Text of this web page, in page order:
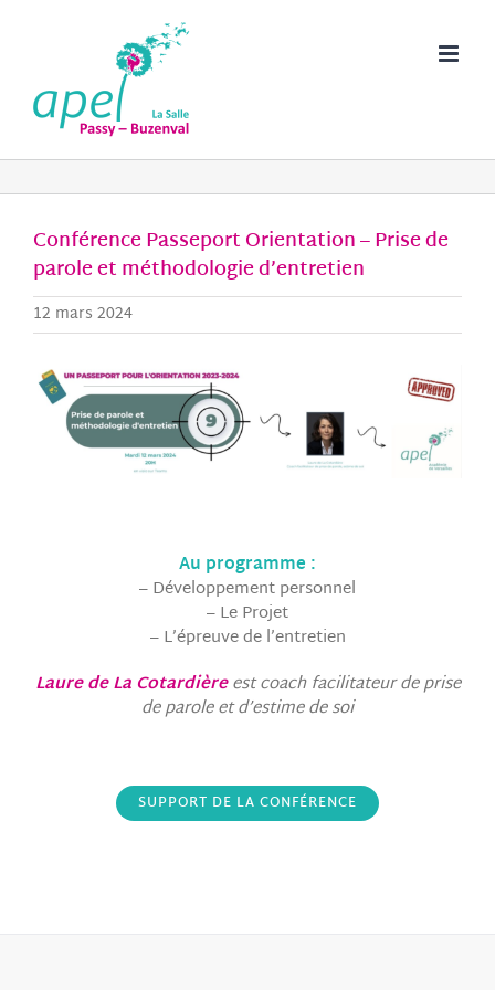
Conférence Passeport Orientation – Prise de
parole et méthodologie d’entretien
12 mars 2024
Au programme :
– Développement personnel
– Le Projet
– L’épreuve de l’entretien
Laure de La Cotardière est coach facilitateur de prise
de parole et d’estime de soi
SUPPORT DE LA CONFÉRENCE